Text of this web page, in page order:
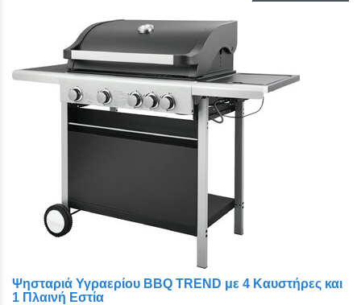
Ψησταριά Υγραερίου BBQ TREND με 4 Καυστήρες και
1 Πλαινή Εστία